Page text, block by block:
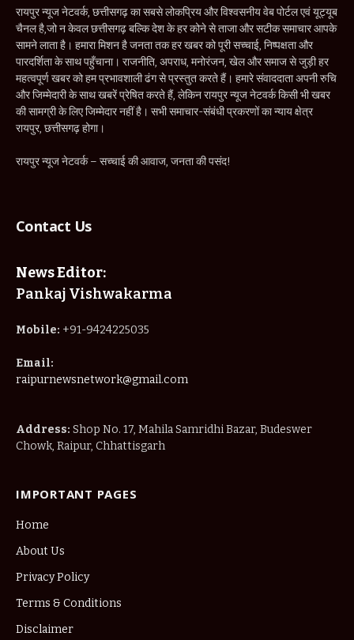
रायपुर न्यूज नेटवर्क, छत्तीसगढ़ का सबसे लोकप्रिय और विश्वसनीय वेब पोर्टल एवं यूट्यूब
चैनल है,जो न केवल छत्तीसगढ़ बल्कि देश के हर कोने से ताजा और सटीक समाचार आपके
सामने लाता है। हमारा मिशन है जनता तक हर खबर को पूरी सच्चाई, निष्पक्षता और
पारदर्शिता के साथ पहुँचाना। राजनीति, अपराध, मनोरंजन, खेल और समाज से जुड़ी हर
महत्वपूर्ण खबर को हम प्रभावशाली ढंग से प्रस्तुत करते हैं। हमारे संवाददाता अपनी रुचि
और जिम्मेदारी के साथ खबरें प्रेषित करते हैं, लेकिन रायपुर न्यूज नेटवर्क किसी भी खबर
की सामग्री के लिए जिम्मेदार नहीं है। सभी समाचार-संबंधी प्रकरणों का न्याय क्षेत्र
रायपुर, छत्तीसगढ़ होगा।
रायपुर न्यूज नेटवर्क – सच्चाई की आवाज, जनता की पसंद!
Contact Us
News Editor:
Pankaj Vishwakarma
Mobile: +91-9424225035
Email:
raipurnewsnetwork@gmail.com
Address: Shop No. 17, Mahila Samridhi Bazar, Budeswer
Chowk, Raipur, Chhattisgarh
IMPORTANT PAGES
Home
About Us
Privacy Policy
Terms & Conditions
Disclaimer